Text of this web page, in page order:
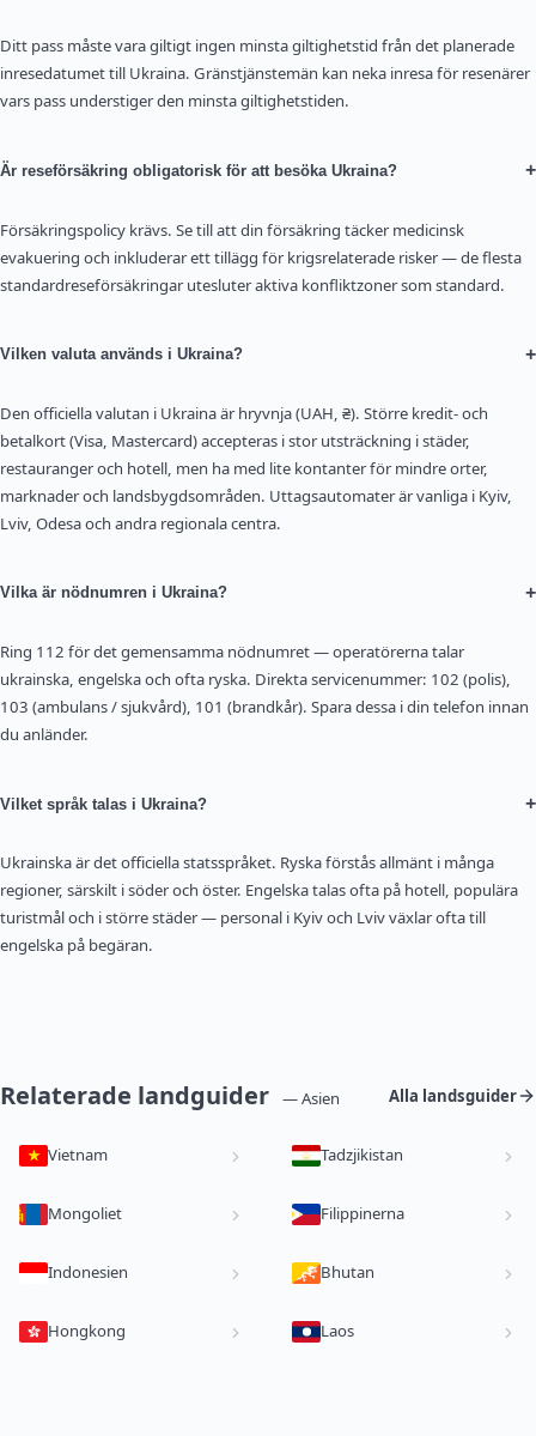
Ditt pass måste vara giltigt ingen minsta giltighetstid från det planerade
inresedatumet till Ukraina. Gränstjänstemän kan neka inresa för resenärer
vars pass understiger den minsta giltighetstiden.
Är reseförsäkring obligatorisk för att besöka Ukraina? +
Försäkringspolicy krävs. Se till att din försäkring täcker medicinsk
evakuering och inkluderar ett tillägg för krigsrelaterade risker — de flesta
standardreseförsäkringar utesluter aktiva konfliktzoner som standard.
Vilken valuta används i Ukraina? +
Den officiella valutan i Ukraina är hryvnja (UAH, ₴). Större kredit- och
betalkort (Visa, Mastercard) accepteras i stor utsträckning i städer,
restauranger och hotell, men ha med lite kontanter för mindre orter,
marknader och landsbygdsområden. Uttagsautomater är vanliga i Kyiv,
Lviv, Odesa och andra regionala centra.
Vilka är nödnumren i Ukraina? +
Ring 112 för det gemensamma nödnumret — operatörerna talar
ukrainska, engelska och ofta ryska. Direkta servicenummer: 102 (polis),
103 (ambulans / sjukvård), 101 (brandkår). Spara dessa i din telefon innan
du anländer.
Vilket språk talas i Ukraina? +
Ukrainska är det officiella statsspråket. Ryska förstås allmänt i många
regioner, särskilt i söder och öster. Engelska talas ofta på hotell, populära
turistmål och i större städer — personal i Kyiv och Lviv växlar ofta till
engelska på begäran.
Relaterade landguider — Asien Alla landsguider
Vietnam Tadzjikistan
Mongoliet Filippinerna
Indonesien Bhutan
Hongkong Laos